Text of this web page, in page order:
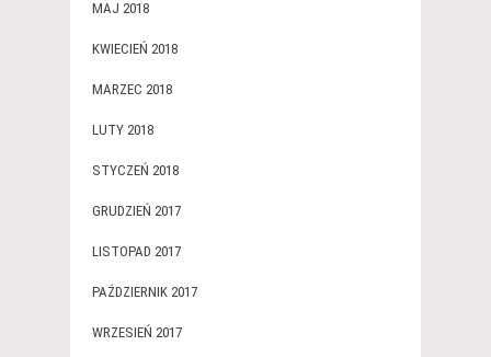
MAJ 2018
KWIECIEŃ 2018
MARZEC 2018
LUTY 2018
STYCZEŃ 2018
GRUDZIEŃ 2017
LISTOPAD 2017
PAŹDZIERNIK 2017
WRZESIEŃ 2017